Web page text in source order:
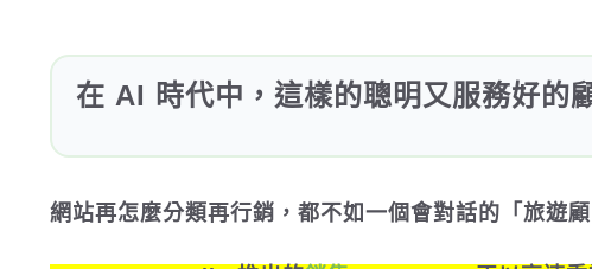
在 AI 時代中，這樣的聰明又服務好的
網站再怎麼分類再行銷，都不如一個會對話的「旅遊